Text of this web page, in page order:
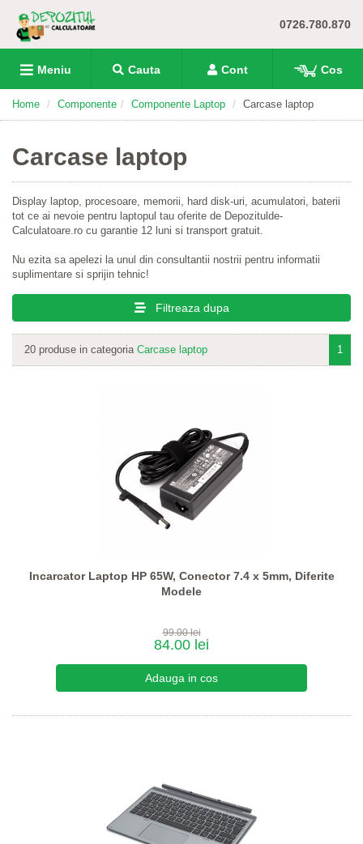
0726.780.870
Meniu Cauta Cont Cos
Home Componente Componente Laptop Carcase laptop
Carcase laptop
Display laptop, procesoare, memorii, hard disk-uri, acumulatori, baterii
tot ce ai nevoie pentru laptopul tau oferite de Depozitulde-
Calculatoare.ro cu garantie 12 luni si transport gratuit.
Nu ezita sa apelezi la unul din consultantii nostrii pentru informatii
suplimentare si sprijin tehnic!
Filtreaza dupa
20 produse in categoria Carcase laptop 1
Incarcator Laptop HP 65W, Conector 7.4 x 5mm, Diferite
Modele
99.00 lei
84.00 lei